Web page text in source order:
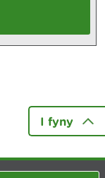
I fyny